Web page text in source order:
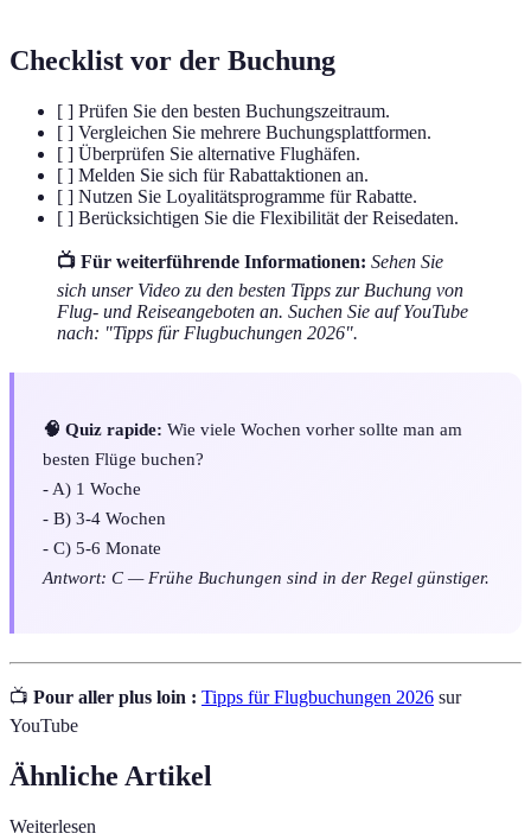
Checklist vor der Buchung
[ ] Prüfen Sie den besten Buchungszeitraum.
[ ] Vergleichen Sie mehrere Buchungsplattformen.
[ ] Überprüfen Sie alternative Flughäfen.
[ ] Melden Sie sich für Rabattaktionen an.
[ ] Nutzen Sie Loyalitätsprogramme für Rabatte.
[ ] Berücksichtigen Sie die Flexibilität der Reisedaten.
📺 Für weiterführende Informationen: Sehen Sie
sich unser Video zu den besten Tipps zur Buchung von
Flug- und Reiseangeboten an. Suchen Sie auf YouTube
nach: "Tipps für Flugbuchungen 2026".
🧠 Quiz rapide: Wie viele Wochen vorher sollte man am
besten Flüge buchen?
- A) 1 Woche
- B) 3-4 Wochen
- C) 5-6 Monate
Antwort: C — Frühe Buchungen sind in der Regel günstiger.
📺 Pour aller plus loin : Tipps für Flugbuchungen 2026 sur
YouTube
Ähnliche Artikel
Weiterlesen